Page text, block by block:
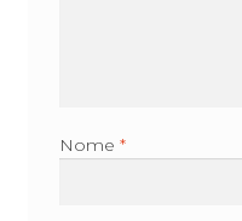
Nome *